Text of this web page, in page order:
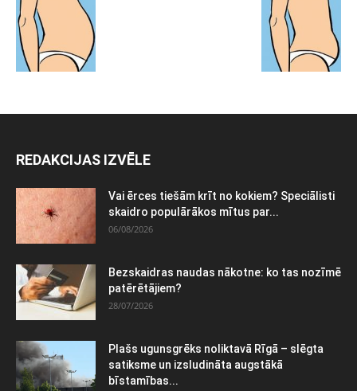
REDAKCIJAS IZVĒLE
Vai ērces tiešām krīt no kokiem? Speciālisti
skaidro populārākos mītus par...
06/08/2026
Bezskaidras naudas nākotne: ko tas nozīmē
patērētājiem?
28/07/2026
Plašs ugunsgrēks noliktavā Rīgā – slēgta
satiksme un izsludināta augstākā
bīstamības...